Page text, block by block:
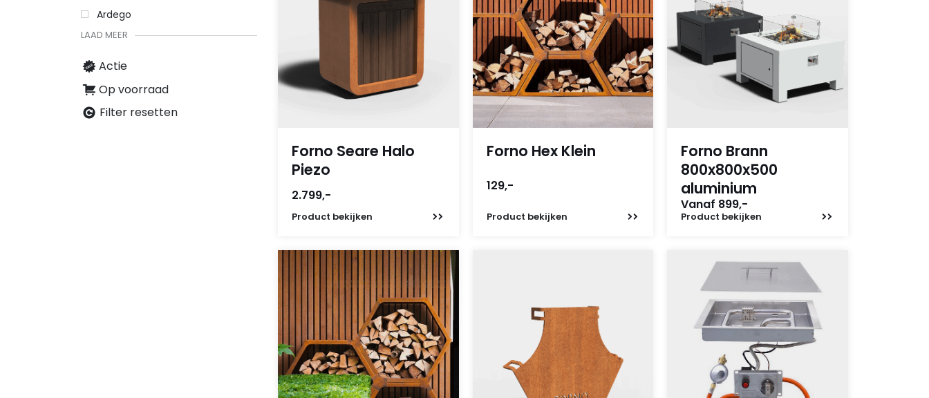
Ardego
LAAD MEER
Actie
Op voorraad
Filter resetten
Forno Seare Halo
Piezo
2.799,-
Product bekijken
Forno Hex Klein
129,-
Product bekijken
Forno Brann
800x800x500
aluminium
Vanaf 899,-
Product bekijken